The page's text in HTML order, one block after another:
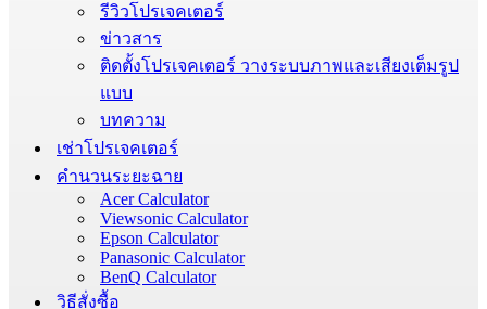
รีวิวโปรเจคเตอร์
ข่าวสาร
ติดตั้งโปรเจคเตอร์ วางระบบภาพและเสียงเต็มรูป
แบบ
บทความ
เช่าโปรเจคเตอร์
คำนวนระยะฉาย
Acer Calculator
Viewsonic Calculator
Epson Calculator
Panasonic Calculator
BenQ Calculator
วิธีสั่งซื้อ